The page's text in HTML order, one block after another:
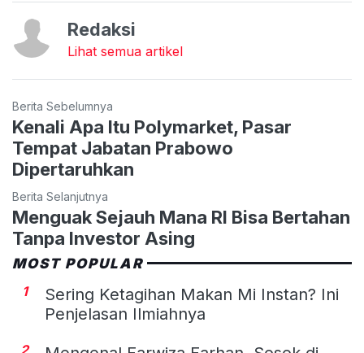
Redaksi
Lihat semua artikel
Berita Sebelumnya
Kenali Apa Itu Polymarket, Pasar
Tempat Jabatan Prabowo
Dipertaruhkan
Berita Selanjutnya
Menguak Sejauh Mana RI Bisa Bertahan
Tanpa Investor Asing
MOST POPULAR
1
Sering Ketagihan Makan Mi Instan? Ini
Penjelasan Ilmiahnya
2